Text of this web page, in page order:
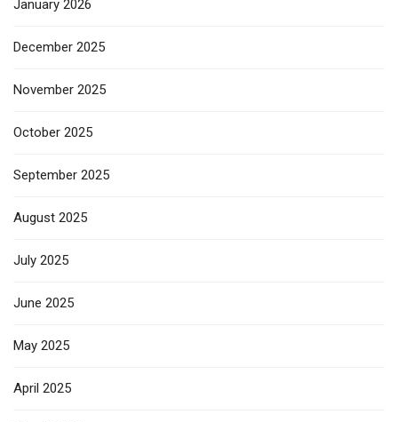
January 2026
December 2025
November 2025
October 2025
September 2025
August 2025
July 2025
June 2025
May 2025
April 2025